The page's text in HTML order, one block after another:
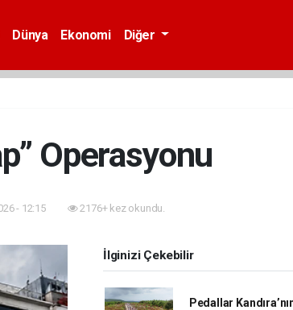
Dünya Ekonomi Diğer
Operasyonu
- 12:15 2176+ kez okundu.
İlginizi Çekebilir
Pedallar